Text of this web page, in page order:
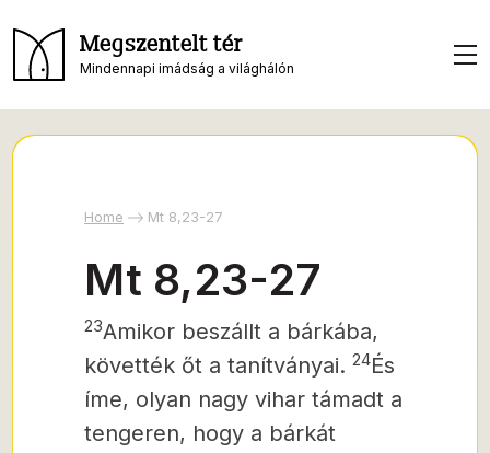
Megszentelt tér
Mindennapi imádság a világhálón
Home Mt 8,23-27
Mt 8,23-27
23Amikor beszállt a bárkába,
követték őt a tanítványai. 24És
íme, olyan nagy vihar támadt a
tengeren, hogy a bárkát